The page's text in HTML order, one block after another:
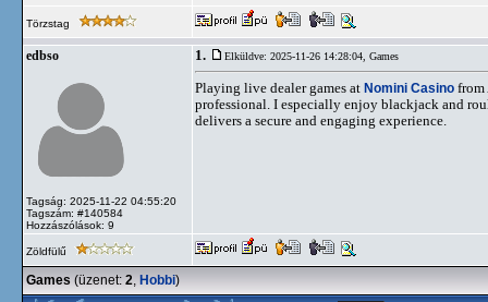
Törzstag
edbso
Tagság: 2025-11-22 04:55:20
Tagszám: #140584
Hozzászólások: 9
1. Elküldve: 2025-11-26 14:28:04, Games
Playing live dealer games at Nomini Casino from
professional. I especially enjoy blackjack and
delivers a secure and engaging experience.
Zöldfülű
Games (üzenet: 2, Hobbi)